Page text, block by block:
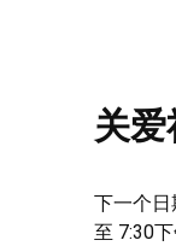
关
下一个日
至 7:30